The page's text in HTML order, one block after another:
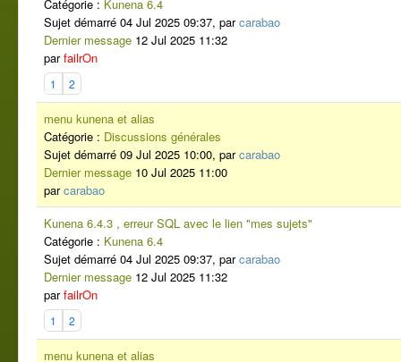
Catégorie : Kunena 6.4
Sujet démarré 04 Jul 2025 09:37, parcarabao
Dernier message 12 Jul 2025 11:32
parfailrOn
1 2
menu kunena et alias
Catégorie : Discussions générales
Sujet démarré 09 Jul 2025 10:00, parcarabao
Dernier message 10 Jul 2025 11:00
parcarabao
Kunena 6.4.3 , erreur SQL avec le lien "mes sujets"
Catégorie : Kunena 6.4
Sujet démarré 04 Jul 2025 09:37, parcarabao
Dernier message 12 Jul 2025 11:32
parfailrOn
1 2
menu kunena et alias